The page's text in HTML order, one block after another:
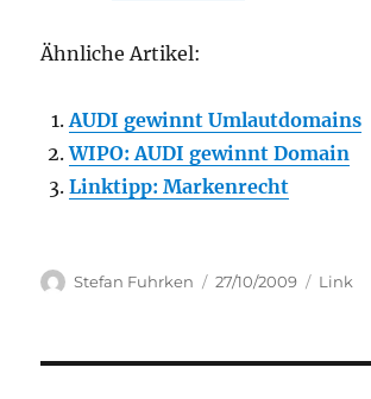
Ähnliche Artikel:
AUDI gewinnt Umlautdomains
WIPO: AUDI gewinnt Domain
Linktipp: Markenrecht
Author
Stefan Fuhrken
Posted
27/10/2009 Link